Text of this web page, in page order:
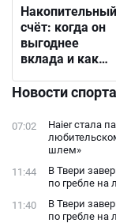
Накопительный
счёт: когда он
выгоднее
вклада и как
подходящий
Новости спорта
07:02
Haier стала
шлем»
11:44
В Твери
по гребле на
11:40
В Твери
по гребле на